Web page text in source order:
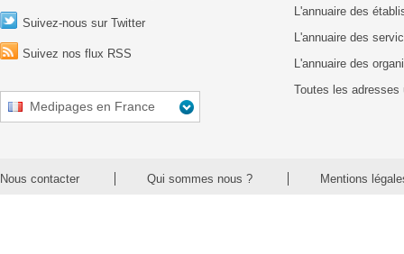
Suivez-nous sur Twitter
Suivez nos flux RSS
Medipages en France
L'annuaire des
L'annuaire des
L'annuaire des
Toutes les adresses
Nous contacter Qui sommes nous ? Mentions